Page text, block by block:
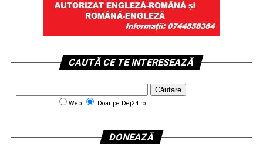
CAUTĂ CE TE INTERESEAZĂ
Web Doar pe Dej24.ro
DONEAZĂ